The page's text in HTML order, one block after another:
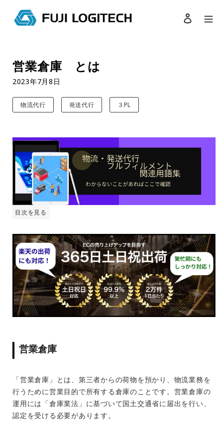
検索
ログイン
営業倉庫 とは
2023年7月8日
物流代行 発送代行 ３PL
目次を見る
営業倉庫
「営業倉庫」とは、第三者からの荷物を預かり、物流業務を
行うために営業目的で所有する倉庫のことです。営業倉庫の
運用には「倉庫業法」に基づいて国土交通省に届出を行い、
認定を受ける必要があります。